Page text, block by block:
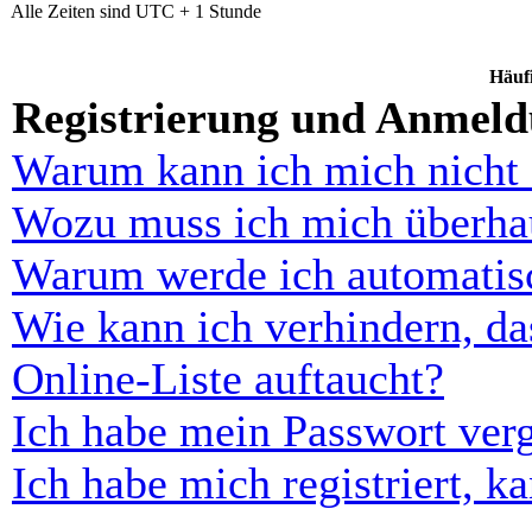
Alle Zeiten sind UTC + 1 Stunde
Registrierung und
Warum kann ich mich nicht
Wozu muss ich mich
Warum werde ich
Wie kann ich verhindern,
Online-Liste auftaucht?
Ich habe mein Passwort
Ich habe mich registriert,